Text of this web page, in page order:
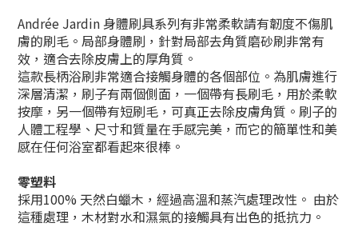
Andrée Jardin 身體刷具系列有非常柔軟請有韌度不傷肌
膚的刷毛。局部身體刷，針對局部去角質磨砂刷非常有
效，適合去除皮膚上的厚角質。
這款長柄浴刷非常適合接觸身體的各個部位。 為肌膚進行
深層清潔， 刷子有兩個側面，一個帶有長刷毛，用於柔軟
按摩，另一個帶有短刷毛，可真正去除皮膚角質。刷子的
人體工程學、尺寸和質量在手感完美，而它的簡單性和美
感在任何浴室都看起來很棒。
零塑料
採用100% 天然白蠟木，經過高溫和蒸汽處理改性。 由於
這種處理，木材對水和濕氣的接觸具有出色的抵抗力。